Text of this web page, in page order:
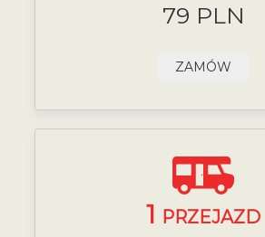
79 PLN
ZAMÓW
1 PRZEJAZD